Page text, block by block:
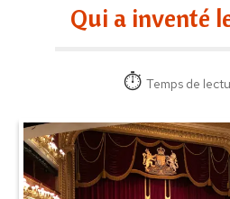
Qui a inventé
Temps de